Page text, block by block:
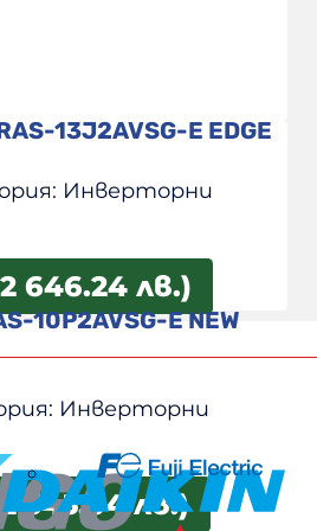
13J2AVSG-E EDGE
Инверторни
646.24 лв.)
10P2AVSG-E NEW
Инверторни
345.04 лв.)